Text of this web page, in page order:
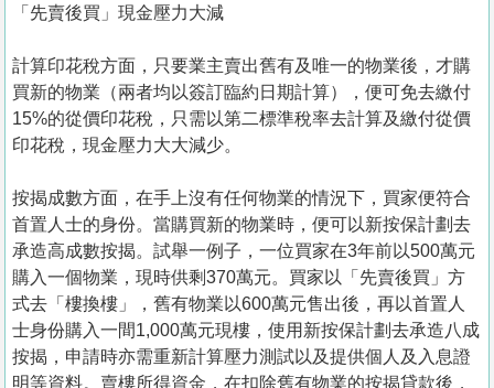
「先賣後買」現金壓力大減
計算印花稅方面，只要業主賣出舊有及唯一的物業後，才購
買新的物業（兩者均以簽訂臨約日期計算），便可免去繳付
15%的從價印花稅，只需以第二標準稅率去計算及繳付從價
印花稅，現金壓力大大減少。
按揭成數方面，在手上沒有任何物業的情況下，買家便符合
首置人士的身份。當購買新的物業時，便可以新按保計劃去
承造高成數按揭。試舉一例子，一位買家在3年前以500萬元
購入一個物業，現時供剩370萬元。買家以「先賣後買」方
式去「樓換樓」，舊有物業以600萬元售出後，再以首置人
士身份購入一間1,000萬元現樓，使用新按保計劃去承造八成
按揭，申請時亦需重新計算壓力測試以及提供個人及入息證
明等資料。賣樓所得資金，在扣除舊有物業的按揭貸款後，